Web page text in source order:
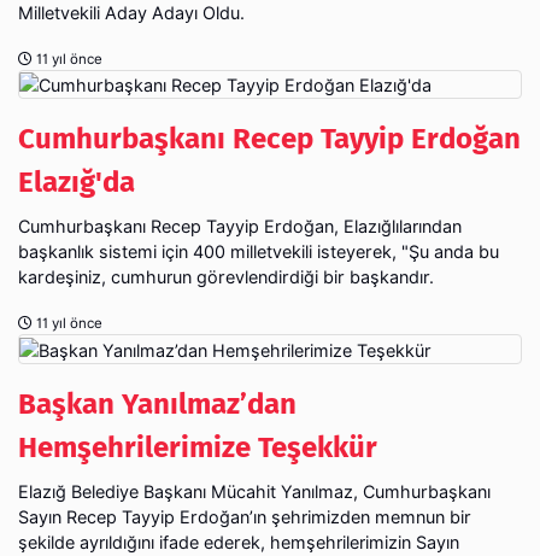
Milletvekili Aday Adayı Oldu.
11 yıl önce
Cumhurbaşkanı Recep Tayyip Erdoğan
Elazığ'da
Cumhurbaşkanı Recep Tayyip Erdoğan, Elazığlılarından
başkanlık sistemi için 400 milletvekili isteyerek, "Şu anda bu
kardeşiniz, cumhurun görevlendirdiği bir başkandır.
11 yıl önce
Başkan Yanılmaz’dan
Hemşehrilerimize Teşekkür
Elazığ Belediye Başkanı Mücahit Yanılmaz, Cumhurbaşkanı
Sayın Recep Tayyip Erdoğan’ın şehrimizden memnun bir
şekilde ayrıldığını ifade ederek, hemşehrilerimizin Sayın